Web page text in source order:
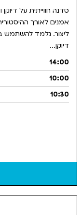
סדנה חווייתית על
אמנים לאורך
ליצור. נלמד להשתמש
דיוקן...
14:00
10:00
10:30